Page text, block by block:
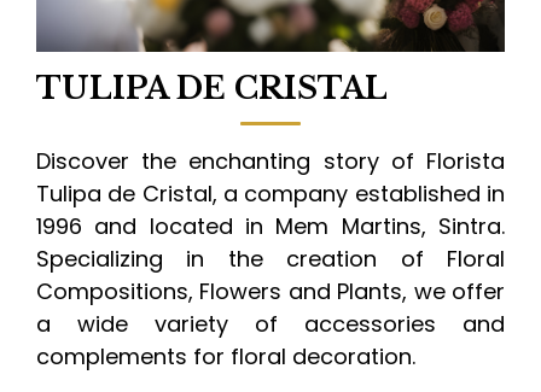
TULIPA DE CRISTAL
Discover the enchanting story of Florista
Tulipa de Cristal, a company established in
1996 and located in Mem Martins, Sintra.
Specializing in the creation of Floral
Compositions, Flowers and Plants, we offer
a wide variety of accessories and
complements for floral decoration.